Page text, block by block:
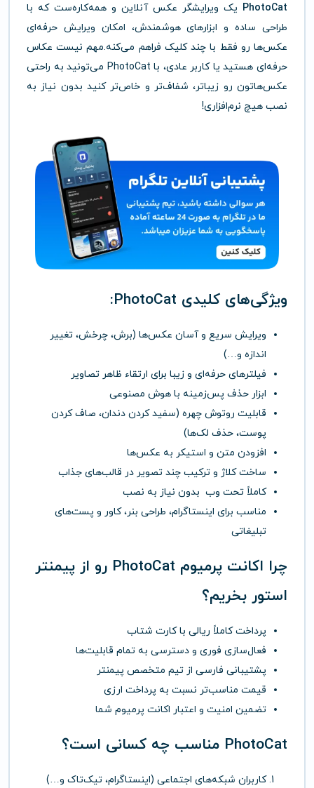
PhotoCat یک ویرایشگر عکس آنلاین و همه‌کاره‌ست که با
طراحی ساده و ابزارهای هوشمندش، امکان ویرایش حرفه‌ای
عکس‌ها رو فقط با چند کلیک فراهم می‌کنه.مهم نیست عکاس
حرفه‌ای هستید یا کاربر عادی، با PhotoCat می‌تونید به راحتی
عکس‌هاتون رو زیباتر، شفاف‌تر و خاص‌تر کنید بدون نیاز به
نصب هیچ نرم‌افزاری!
ویژگی‌های کلیدی PhotoCat:
ویرایش سریع و آسان عکس‌ها (برش، چرخش، تغییر
اندازه و…)
فیلترهای حرفه‌ای و زیبا برای ارتقاء ظاهر تصاویر
ابزار حذف پس‌زمینه با هوش مصنوعی
قابلیت روتوش چهره (سفید کردن دندان، صاف کردن
پوست، حذف لک‌ها)
افزودن متن و استیکر به عکس‌ها
ساخت کلاژ و ترکیب چند تصویر در قالب‌های جذاب
کاملاً تحت وب بدون نیاز به نصب
مناسب برای اینستاگرام، طراحی بنر، کاور و پست‌های
تبلیغاتی
چرا اکانت پرمیوم PhotoCat رو از پیمنتر
استور بخریم؟
پرداخت کاملاً ریالی با کارت شتاب
فعال‌سازی فوری و دسترسی به تمام قابلیت‌ها
پشتیبانی فارسی از تیم متخصص پیمنتر
قیمت مناسب‌تر نسبت به پرداخت ارزی
تضمین امنیت و اعتبار اکانت پرمیوم شما
PhotoCat مناسب چه کسانی است؟
کاربران شبکه‌های اجتماعی (اینستاگرام، تیک‌تاک و…)